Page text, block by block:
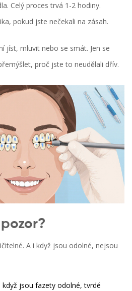
Celý proces trvá 1-2 hodiny.
pokud jste nečekali na zásah.
jíst, mluvit nebo se smát. Jen se
proč jste to neudělali dřív.
A i když jsou odolné, nejsou
když jsou fazety odolné, tvrdé